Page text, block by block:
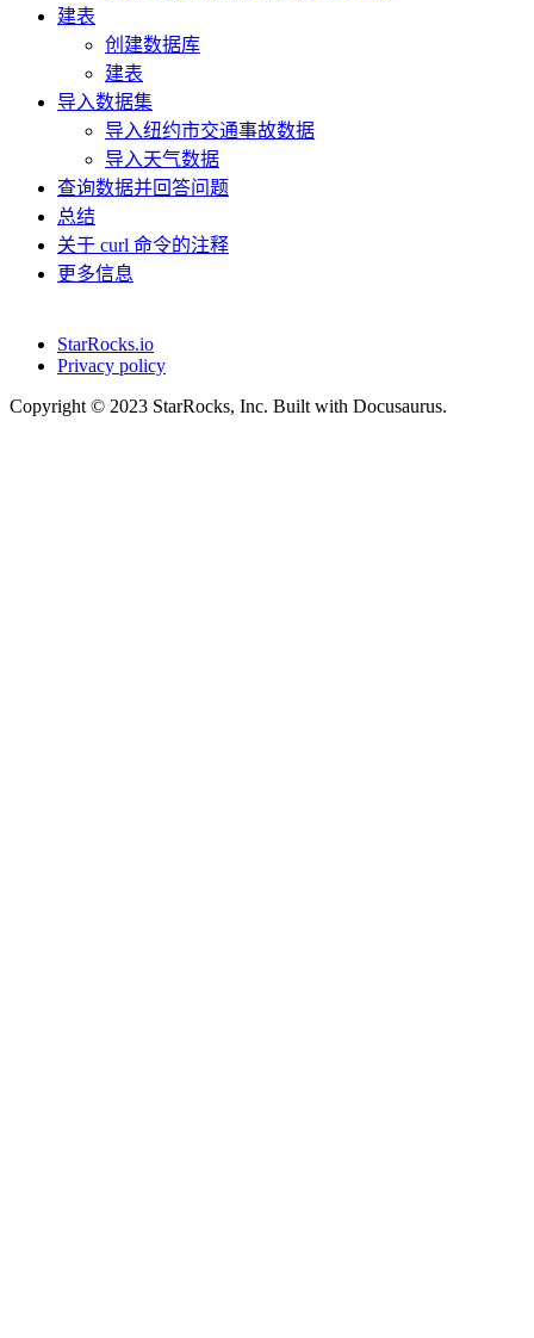
建表
创建数据库
建表
导入数据集
导入纽约市交通事故数据
导入天气数据
查询数据并回答问题
总结
关于 curl 命令的注释
更多信息
StarRocks.io
Privacy policy
Copyright © 2023 StarRocks, Inc. Built with Docusaurus.